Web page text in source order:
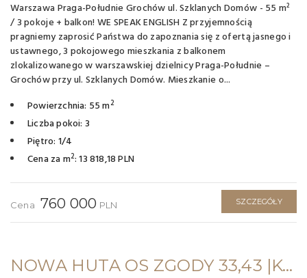
Warszawa Praga-Południe Grochów ul. Szklanych Domów - 55 m²
/ 3 pokoje + balkon! WE SPEAK ENGLISH Z przyjemnością
pragniemy zaprosić Państwa do zapoznania się z ofertą jasnego i
ustawnego, 3 pokojowego mieszkania z balkonem
zlokalizowanego w warszawskiej dzielnicy Praga-Południe –
Grochów przy ul. Szklanych Domów. Mieszkanie o...
Powierzchnia: 55 m2
Liczba pokoi: 3
Piętro: 1/4
Cena za m2: 13 818,18 PLN
Cena 760 000 PLN SZCZEGÓŁY
NOWA HUTA OS ZGODY 33,43 |KAWALERKA NA START | TRAMWAJ 3 MIN |PARK